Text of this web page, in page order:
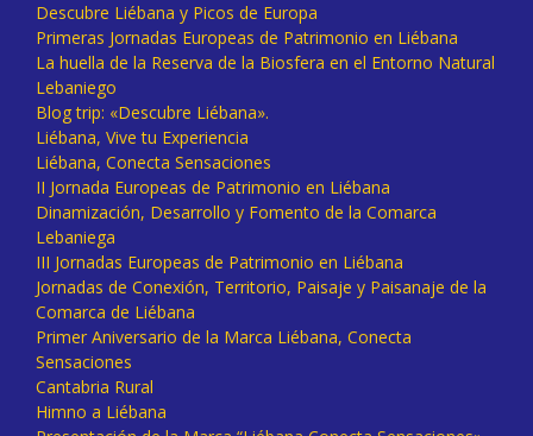
Descubre Liébana y Picos de Europa
Primeras Jornadas Europeas de Patrimonio en Liébana
La huella de la Reserva de la Biosfera en el Entorno Natural
Lebaniego
Blog trip: «Descubre Liébana».
Liébana, Vive tu Experiencia
Liébana, Conecta Sensaciones
II Jornada Europeas de Patrimonio en Liébana
Dinamización, Desarrollo y Fomento de la Comarca
Lebaniega
III Jornadas Europeas de Patrimonio en Liébana
Jornadas de Conexión, Territorio, Paisaje y Paisanaje de la
Comarca de Liébana
Primer Aniversario de la Marca Liébana, Conecta
Sensaciones
Cantabria Rural
Himno a Liébana